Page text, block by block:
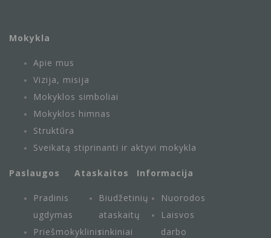
Mokykla
Apie mus
Vizija, misija
Mokyklos simboliai
Mokyklos himnas
Struktūra
Sveikatą stiprinanti ir aktyvi mokykla
Paslaugos
Pradinis
ugdymas
Priešmokyklinis
Ataskaitos
Biudžetinių
ataskaitų
rinkiniai
Informacija
Nuorodos
Laisvos
darbo